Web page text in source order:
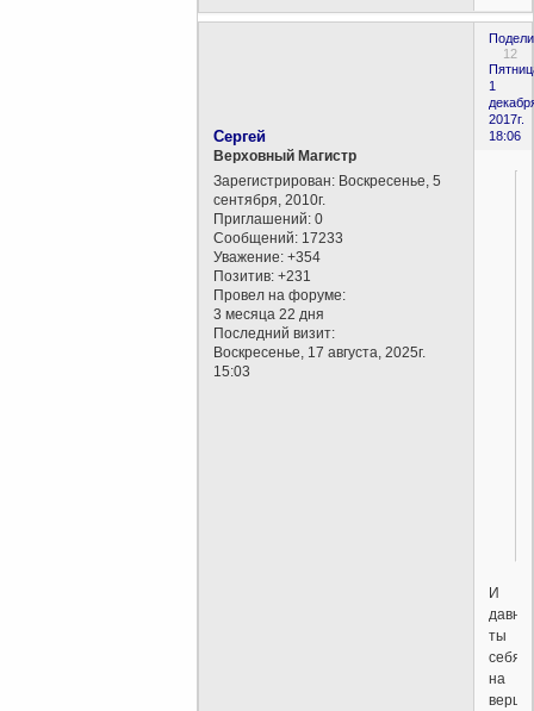
12
1
2017г.
18:06
Сергей
Верховный Магистр
Зарегистрирован: Воскресенье, 5
сентября, 2010г.
Приглашений: 0
Сообщений: 17233
Уважение: +354
Позитив: +231
Провел на форуме:
3 месяца 22 дня
Последний визит:
Воскресенье, 17 августа, 2025г.
15:03
И
давно
ты
себя
на